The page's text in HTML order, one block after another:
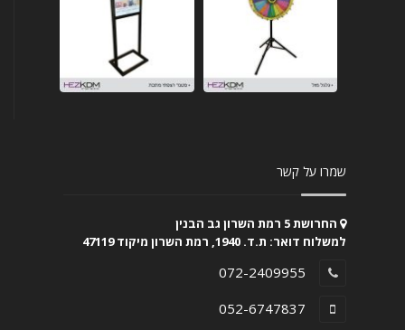
שמרו על קשר
החרושת 5 רמת השרון גב הבנין
למשלוח דואר: ת.ד. 1940, רמת השרון מיקוד 47119
072-2409955
052-6747837